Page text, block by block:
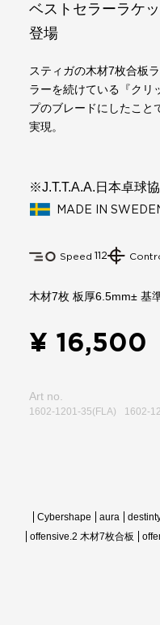
ベストセラーラケ
登場
スティガの木材7枚合板
ラーを続けている『クリ
プのブレードにしたこと
実現。
※J.T.T.A.A.日本卓球
MADE IN
Speed 112
木材7枚 板厚6.5mm± 基
¥ 16,500
Art no.
1602-1201-35(FLA) 1602-
Cybershape aura
offensive.2 木材7枚合板